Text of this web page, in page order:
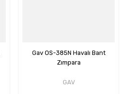
Gav OS-385N Havalı Bant
Zımpara
GAV